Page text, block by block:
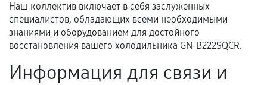
Если комплектующие куплены
самостоятельно
сохраняться полностью или частично, если
Наш коллектив включает в себя заслуженных
специалистов, обладающих всеми необходимыми
знаниями и оборудованием для достойного
восстановления вашего холодильника GN-B222SQCR.
Информация для связи и